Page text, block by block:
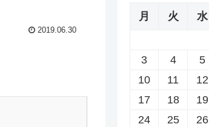
2019.06.30
月
火 水
3
4 5
10
11 12
17
18 19
24
25 26